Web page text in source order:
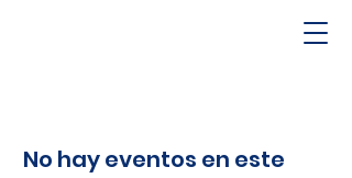
No hay eventos en este